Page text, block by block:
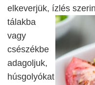
elkeverjük, ízlés
tálakba
vagy
csészékbe
adagoljuk,
húsgolyókat